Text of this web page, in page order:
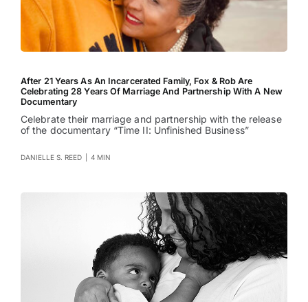
After 21 Years As An Incarcerated Family, Fox & Rob Are
Celebrating 28 Years Of Marriage And Partnership With A New
Documentary
Celebrate their marriage and partnership with the release
of the documentary “Time II: Unfinished Business”
DANIELLE S. REED 4 MIN